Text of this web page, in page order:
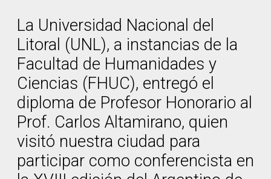
La Universidad Nacional del
Litoral (UNL), a instancias de la
Facultad de Humanidades y
Ciencias (FHUC), entregó el
diploma de Profesor Honorario al
Prof. Carlos Altamirano, quien
visitó nuestra ciudad para
participar como conferencista en